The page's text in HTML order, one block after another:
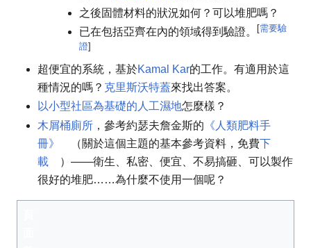
之後固體材料的狀況如何？可以堆肥嗎？
已在包括亞齊在內的領域得到驗證。
[需要驗
證]
超便宜的系統，基於Kamal Kar的工作。有適用於這
種情況的嗎？ 克里斯沃特蓋來找出答案。
以小型社區為基礎的人工濕地怎麼樣？
木屑桶廁所 ，參考約瑟夫詹金斯的 《人類肥料手
冊》
（關於這個主題的基本參考資料，免費下
載
）——衛生、私密、便宜、不易搞砸、可以製作
很好的堆肥……為什麼不使用一個呢？